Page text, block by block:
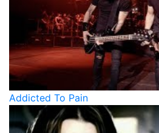
Addicted To Pain